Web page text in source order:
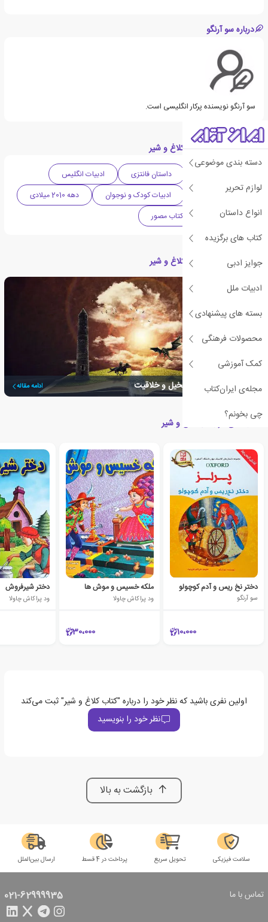
دسته بندی موضوعی
لوازم تحریر
انواع داستان
کتاب های برگزیده
جوایز ادبی
ادبیات ملل
بسته های پیشنهادی
محصولات فرهنگی
کمک آموزشی
مجله‌ی ایران‌کتاب
چی بخونم؟
درباره سو آرنگو
سو آرنگو نویسنده پرکار انگلیسی است.
دسته بندی های کتاب کلاغ و شیر
داستان فانتزی
ادبیات انگلیس
ادبیات داستانی
ادبیات کودک و نوجوان
دهه 2010 میلادی
کتاب کودک
کتاب مصور
مقالات مرتبط با کتاب کلاغ و شیر
ژانر فانتزی، پرورشگاه تخیل و خلاقیت ادامه مقاله
کتاب های مرتبط با کلاغ و شیر
دختر نخ ریس و آدم کوچولو
سو آرنگو
10،000
ملکه خسیس و موش ها
ود پراکاش چاولا
30،000
دختر شیرفروش
ود پراکاش چاولا
اولین نفری باشید که نظر خود را درباره "کتاب کلاغ و شیر" ثبت می‌کند
نظر خود را بنویسید
بازگشت به بالا
سلامت فیزیکی تحویل سریع پرداخت در 4 قسط ارسال بین‌الملل
تماس با ما 021-62999935